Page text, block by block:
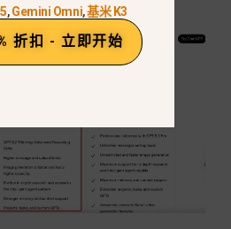
,Gemini Omni,基米 K3
折扣 - 立即开始